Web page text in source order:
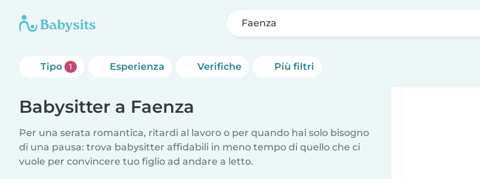
Faenza
Tipo 1 Esperienza Verifiche Più filtri
Babysitter a Faenza
Per una serata romantica, ritardi al lavoro o per quando hai solo bisogno
di una pausa: trova babysitter affidabili in meno tempo di quello che ci
vuole per convincere tuo figlio ad andare a letto.